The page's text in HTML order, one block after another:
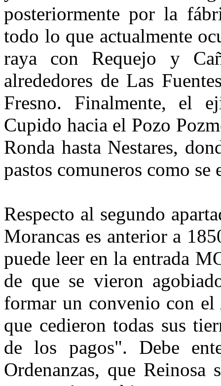
posteriormente por la
todo lo que actualmente
raya con Requejo y
alrededores de Las
Fresno. Finalmente, el
Cupido hacia el Pozo
Ronda hasta Nestares,
pastos comuneros como se
Respecto al segundo
Morancas es anterior a
puede leer en la entrada
de que se vieron
formar un convenio con
que cedieron todas sus
de los pagos". Debe
Ordenanzas, que Reinosa